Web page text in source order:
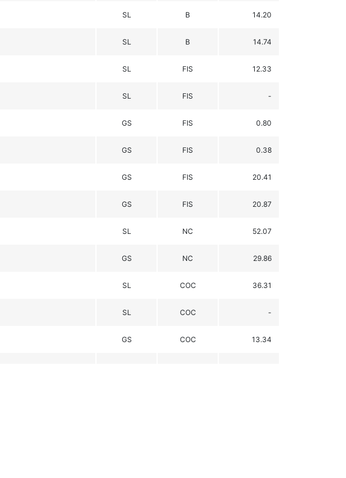
SL B 14.20
SL B 14.74
SL FIS 12.33
SL FIS -
GS FIS 0.80
GS FIS 0.38
GS FIS 20.41
GS FIS 20.87
SL NC 52.07
GS NC 29.86
SL COC 36.31
SL COC -
GS COC 13.34